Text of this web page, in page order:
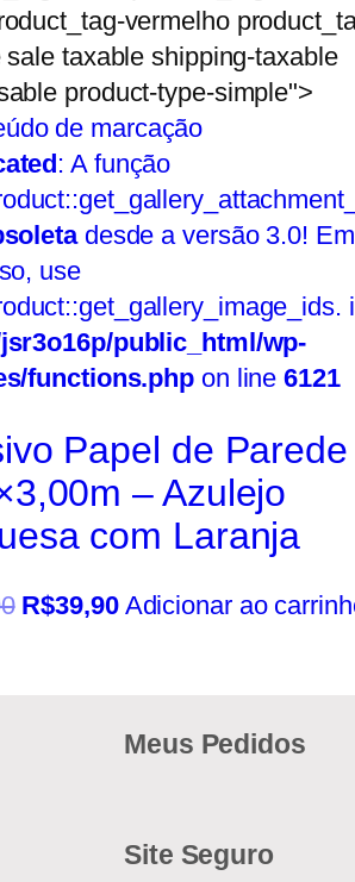
vermelho
sale taxable shipping-taxable
product-type-simple">
: A função
desde a versão 3.0! Em
use
public_html/wp-
functions.php on line6121
Papel de Parede
– Azulejo
com Laranja
R$39,90 Adicionar ao
Meus Pedidos
Site Seguro